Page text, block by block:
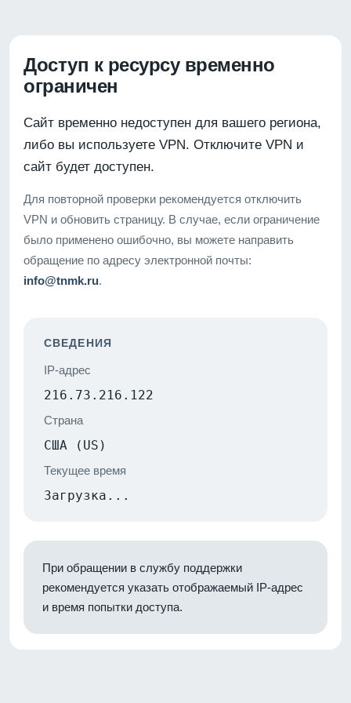
Доступ к ресурсу временно
ограничен
Сайт временно недоступен для вашего региона,
либо вы используете VPN. Отключите VPN и
сайт будет доступен.
Для повторной проверки рекомендуется отключить
VPN и обновить страницу. В случае, если ограничение
было применено ошибочно, вы можете направить
обращение по адресу электронной почты:
info@tnmk.ru.
СВЕДЕНИЯ
IP-адрес
216.73.216.122
Страна
США (US)
Текущее время
Загрузка...
При обращении в службу поддержки
рекомендуется указать отображаемый IP-адрес
и время попытки доступа.